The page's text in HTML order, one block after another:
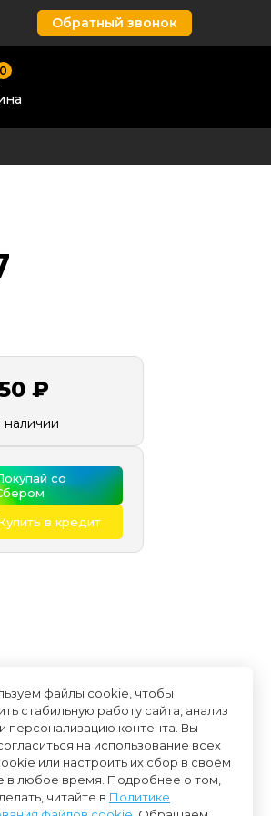
Обратный звонок
0
₽
наличии
со
в кредит
файлы cookie, чтобы
стабильную работу сайта, анализ
персонализацию контента. Вы
на использование всех
или настроить их сбор в своём
в любое время. Подробнее о том,
читайте в Политике